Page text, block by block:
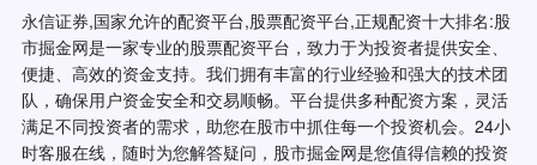
永信证券,国家允许的配资平台,股票配资平台,正规配资十大排名:股
市掘金网是一家专业的股票配资平台，致力于为投资者提供安全、
便捷、高效的资金支持。我们拥有丰富的行业经验和强大的技术团
队，确保用户资金安全和交易顺畅。平台提供多种配资方案，灵活
满足不同投资者的需求，助您在股市中抓住每一个投资机会。24小
时客服在线，随时为您解答疑问，股市掘金网是您值得信赖的投资